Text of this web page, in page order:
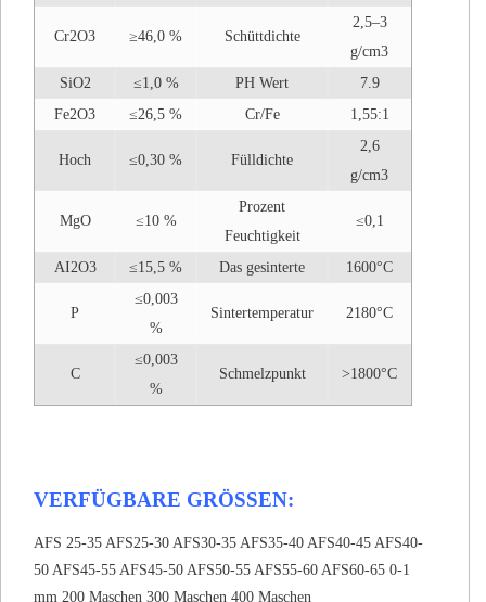
Cr2O3 ≥46,0 % Schüttdichte
2,5–3
g/cm3
SiO2
≤1,0 % PH Wert
7.9
Fe2O3
≤26,5 % Cr/Fe 1,55:1
Hoch ≤0,30 % Fülldichte
2,6
g/cm3
MgO ≤10 %
Prozent
Feuchtigkeit
≤0,1
AI2O3 ≤15,5 % Das gesinterte 1600°C
P
≤0,003
%
Sintertemperatur 2180°C
C
≤0,003
%
Schmelzpunkt >1800°C
VERFÜGBARE GRÖSSEN:
AFS 25-35 AFS25-30 AFS30-35 AFS35-40 AFS40-45 AFS40-
50 AFS45-55 AFS45-50 AFS50-55 AFS55-60 AFS60-65 0-1
mm 200 Maschen 300 Maschen 400 Maschen